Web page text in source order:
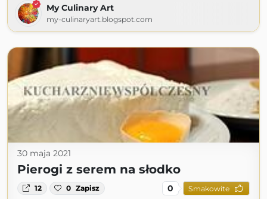
My Culinary Art
my-culinaryart.blogspot.com
30 maja 2021
Pierogi z serem na słodko
12 0 Zapisz 0 Smakowite